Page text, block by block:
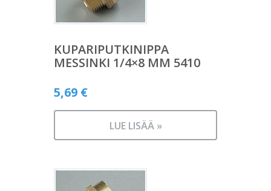
KUPARIPUTKINIPPA
MESSINKI 1/4×8 MM 5410
5,69 €
LUE LISÄÄ »